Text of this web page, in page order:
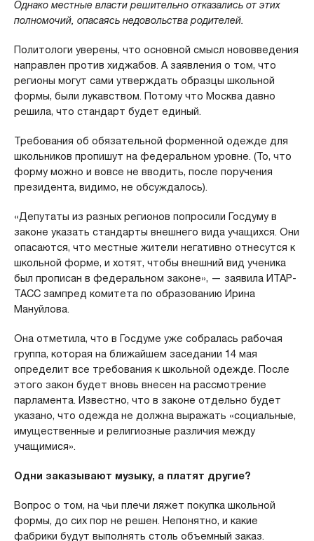
Однако местные власти решительно отказались от этих
полномочий, опасаясь недовольства родителей.
Политологи уверены, что основной смысл нововведения
направлен против хиджабов. А заявления о том, что
регионы могут сами утверждать образцы школьной
формы, были лукавством. Потому что Москва давно
решила, что стандарт будет единый.
Требования об обязательной форменной одежде для
школьников пропишут на федеральном уровне. (То, что
форму можно и вовсе не вводить, после поручения
президента, видимо, не обсуждалось).
«Депутаты из разных регионов попросили Госдуму в
законе указать стандарты внешнего вида учащихся. Они
опасаются, что местные жители негативно отнесутся к
школьной форме, и хотят, чтобы внешний вид ученика
был прописан в федеральном законе», — заявила ИТАР-
ТАСС зампред комитета по образованию Ирина
Мануйлова.
Она отметила, что в Госдуме уже собралась рабочая
группа, которая на ближайшем заседании 14 мая
определит все требования к школьной одежде. После
этого закон будет вновь внесен на рассмотрение
парламента. Известно, что в законе отдельно будет
указано, что одежда не должна выражать «социальные,
имущественные и религиозные различия между
учащимися».
Одни заказывают музыку, а платят другие?
Вопрос о том, на чьи плечи ляжет покупка школьной
формы, до сих пор не решен. Непонятно, и какие
фабрики будут выполнять столь объемный заказ.